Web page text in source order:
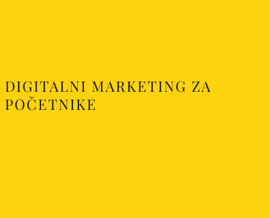
DIGITALNI MARKETING ZA
POČETNIKE